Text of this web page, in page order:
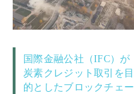
国際金融公社（IFC）が
炭素クレジット取引を目
的としたブロックチェー